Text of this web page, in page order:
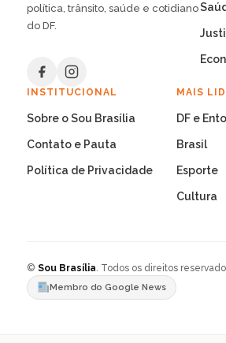
política, trânsito, saúde e cotidiano
do DF.
INSTITUCIONAL
Sobre o Sou Brasília
Contato e Pauta
Política de Privacidade
MAIS
DF e
Brasil
Esporte
Cultura
© Sou Brasília. Todos os direitos
Membro do Google News